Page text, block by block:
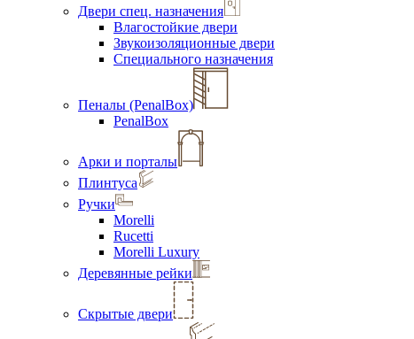
Двери спец. назначения
Влагостойкие двери
Звукоизоляционные двери
Специального назначения
Пеналы (PenalBox)
PenalBox
Арки и порталы
Плинтуса
Ручки
Morelli
Rucetti
Morelli Luxury
Деревянные рейки
Скрытые двери